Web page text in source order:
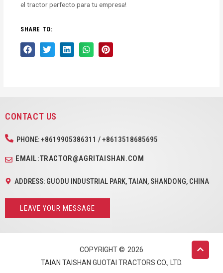
el tractor perfecto para tu empresa!
SHARE TO:
CONTACT US
PHONE: +8619905386311 / +8613518685695
EMAIL:TRACTOR@AGRITAISHAN.COM
ADDRESS: GUODU INDUSTRIAL PARK, TAIAN, SHANDONG, CHINA
LEAVE YOUR MESSAGE
COPYRIGHT © 2026
TAIAN TAISHAN GUOTAI TRACTORS CO., LTD.